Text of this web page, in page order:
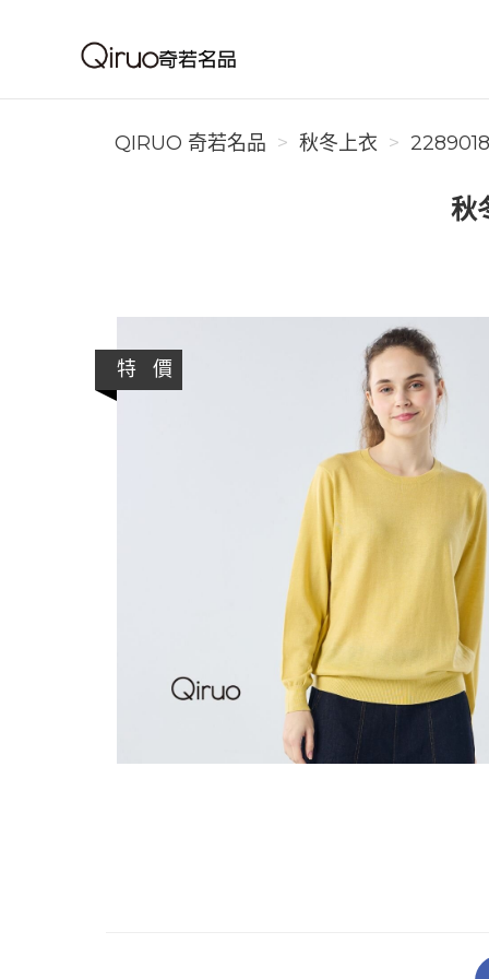
Qiruo 奇若名品
QIRUO 奇若名品
秋冬上衣
秋
特 價